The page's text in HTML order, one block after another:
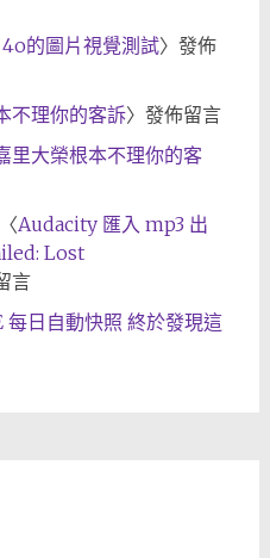
的圖片視覺測試〉發佈
不理你的客訴〉發佈留言
里大榮根本不理你的客
Audacity 匯入 mp3 出
Lost
言
日自動快照 終於發現這